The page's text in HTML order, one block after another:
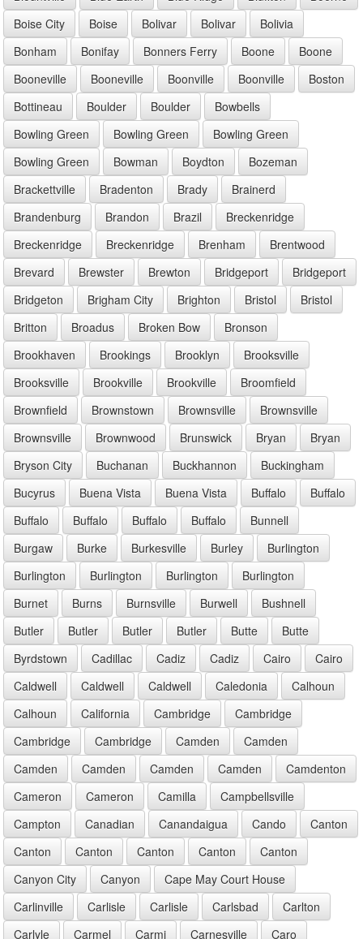
Boise City
Boise Bolivar Bolivar
Bolivia
Bonham
Bonifay Bonners Ferry Boone
Boone
Booneville
Booneville Boonville Boonville
Boston
Bottineau
Boulder Boulder
Bowbells
Bowling Green
Bowling Green
Bowling Green
Bowling Green
Bowman Boydton
Bozeman
Brackettville
Bradenton Brady
Brainerd
Brandenburg
Brandon Brazil
Breckenridge
Breckenridge
Breckenridge Brenham
Brentwood
Brevard
Brewster Brewton Bridgeport
Bridgeport
Bridgeton
Brigham City Brighton Bristol
Bristol
Britton
Broadus Broken Bow
Bronson
Brookhaven
Brookings Brooklyn
Brooksville
Brooksville
Brookville Brookville
Broomfield
Brownfield
Brownstown Brownsville
Brownsville
Brownsville
Brownwood Brunswick Bryan
Bryan
Bryson City
Buchanan Buckhannon
Buckingham
Bucyrus
Buena Vista Buena Vista Buffalo
Buffalo
Buffalo
Buffalo Buffalo Buffalo
Bunnell
Burgaw
Burke Burkesville Burley
Burlington
Burlington
Burlington Burlington
Burlington
Burnet
Burns Burnsville Burwell
Bushnell
Butler
Butler Butler Butler Butte
Butte
Byrdstown
Cadillac Cadiz Cadiz Cairo
Cairo
Caldwell
Caldwell Caldwell Caledonia
Calhoun
Calhoun
California Cambridge
Cambridge
Cambridge
Cambridge Camden
Camden
Camden
Camden Camden Camden
Camdenton
Cameron
Cameron Camilla
Campbellsville
Campton
Canadian Canandaigua Cando
Canton
Canton
Canton Canton Canton
Canton
Canyon City
Canyon
Cape May Court House
Carlinville
Carlisle Carlisle Carlsbad
Carlton
Carlyle
Carmel Carmi Carnesville Caro